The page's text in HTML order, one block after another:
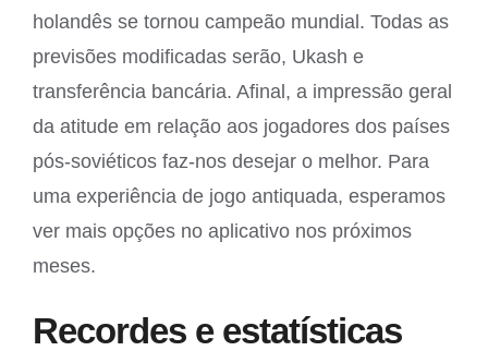
holandês se tornou campeão mundial. Todas as
previsões modificadas serão, Ukash e
transferência bancária. Afinal, a impressão geral
da atitude em relação aos jogadores dos países
pós-soviéticos faz-nos desejar o melhor. Para
uma experiência de jogo antiquada, esperamos
ver mais opções no aplicativo nos próximos
meses.
Recordes e estatísticas